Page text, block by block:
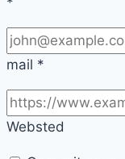
mail *
Websted